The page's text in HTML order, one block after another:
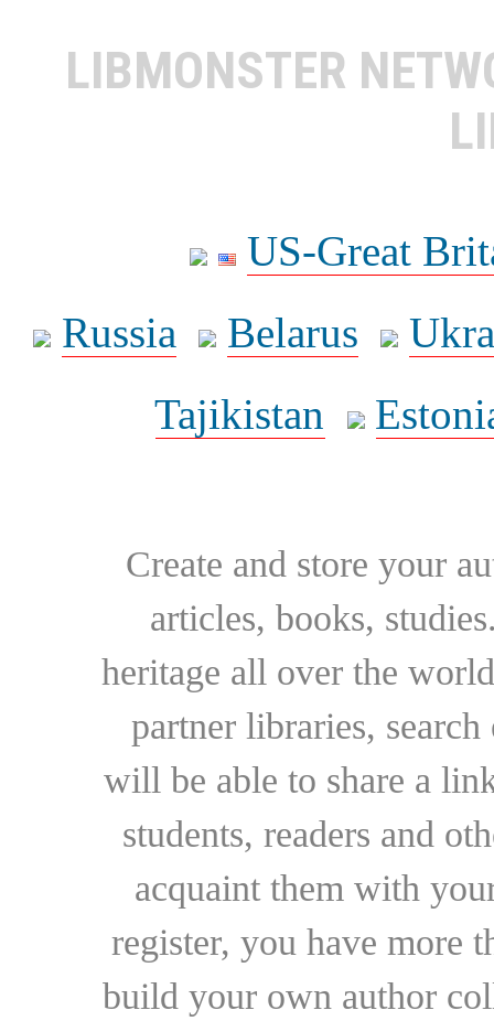
LIBMONSTER
US-Great
Russia
Belarus
Tajikistan
Create and store your
articles, books,
heritage all over the
partner libraries,
will be able to share a
students, readers and
acquaint them with
register, you have more
build your own author